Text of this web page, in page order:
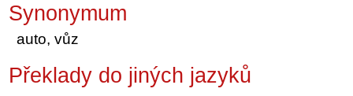
Synonymum
auto, vůz
Překlady do jiných jazyků